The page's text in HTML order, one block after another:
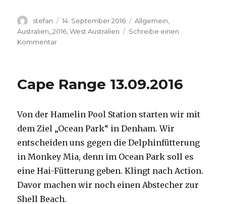
Autor
stefan
Veröffentlicht
am
14. September 2016 Kategorien
Allgemein
Australien_2016 ,West Australien
Schreibe einen
Kommentarzu
Cape Range 13.09.2016
Von der Hamelin Pool Station starten wir mit
dem Ziel „Ocean Park“ in Denham. Wir
entscheiden uns gegen die Delphinfütterung
in Monkey Mia, denn im Ocean Park soll es
eine Hai-Fütterung geben. Klingt nach Action.
Davor machen wir noch einen Abstecher zur
Shell Beach.